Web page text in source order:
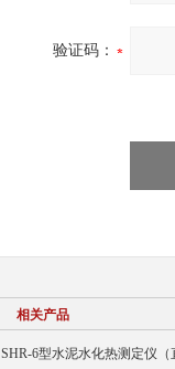
验证码：
相关产品
SHR-6型水泥水化热测定仪（